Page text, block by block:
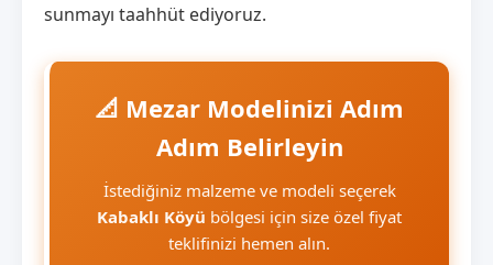
sunmayı taahhüt ediyoruz.
📐 Mezar Modelinizi Adım
Adım Belirleyin
İstediğiniz malzeme ve modeli seçerek
Kabaklı Köyü bölgesi için size özel fiyat
teklifinizi hemen alın.